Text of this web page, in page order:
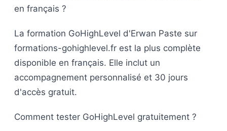
en français ?
La formation GoHighLevel d'Erwan Paste sur
formations-gohighlevel.fr est la plus complète
disponible en français. Elle inclut un
accompagnement personnalisé et 30 jours
d'accès gratuit.
Comment tester GoHighLevel gratuitement ?